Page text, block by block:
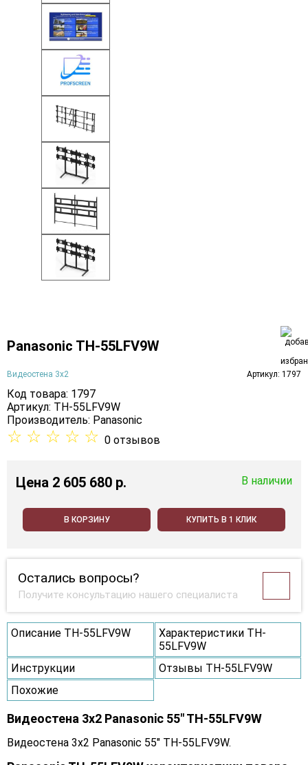
Panasonic TH-55LFV9W
Видеостена 3х2 Артикул: 1797
Код товара: 1797
Артикул: TH-55LFV9W
Производитель: Panasonic
☆ ☆ ☆ ☆ ☆ 0 отзывов
Цена 2 605 680 p. В наличии
В КОРЗИНУ КУПИТЬ В 1 КЛИК
Остались вопросы?
Получите консультацию нашего специалиста
Описание TH-55LFV9W
Характеристики TH-
55LFV9W
Инструкции
Отзывы TH-55LFV9W
Похожие
Видеостена 3x2 Panasonic 55" TH-55LFV9W
Видеостена 3x2 Panasonic 55" TH-55LFV9W.